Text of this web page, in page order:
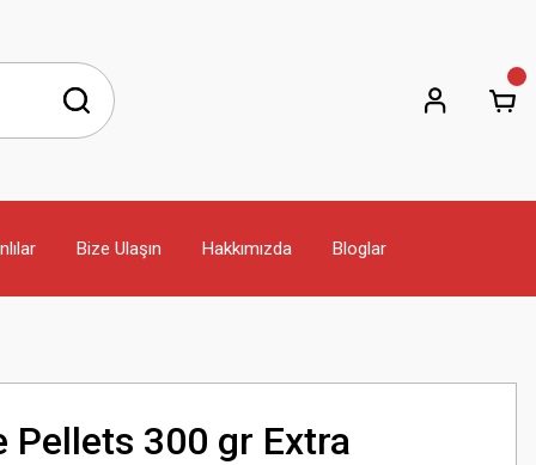
Bize Ulaşın Hakkımızda Bloglar
Pellets 300 gr Extra